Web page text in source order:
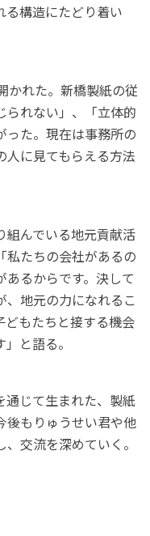
る構造にたどり着い
かれた。新橋製紙の従
られない」、「立体的
った。現在は事務所の
人に見てもらえる方法
組んでいる地元貢献活
私たちの会社があるの
るからです。決して
地元の力になれるこ
どもたちと接する機会
と語る。
通じて生まれた、製紙
後もりゅうせい君や他
交流を深めていく。